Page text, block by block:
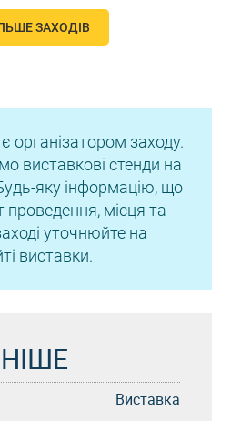
ЗАХОДІВ
організатором заходу.
виставкові стенди на
яку інформацію, що
проведення, місця та
уточнюйте на
виставки.
Виставка